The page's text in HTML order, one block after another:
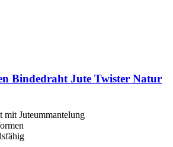
Bindedraht Jute Twister Natur
mit Juteummantelung